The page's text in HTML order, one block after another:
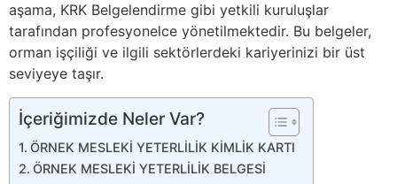
aşama, KRK Belgelendirme gibi yetkili kuruluşlar
tarafından profesyonelce yönetilmektedir. Bu belgeler,
orman işçiliği ve ilgili sektörlerdeki kariyerinizi bir üst
seviyeye taşır.
İçeriğimizde Neler Var?
ÖRNEK MESLEKİ YETERLİLİK KİMLİK KARTI
ÖRNEK MESLEKİ YETERLİLİK BELGESİ